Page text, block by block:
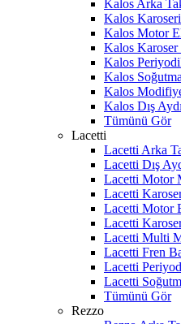
Kalos Arka
Kalos
Kalos Motor
Kalos
Kalos
Kalos
Kalos
Kalos Dış
Tümünü Gör
Lacetti
Lacetti Arka
Lacetti Dış
Lacetti Motor
Lacetti
Lacetti Motor
Lacetti
Lacetti Multi
Lacetti Fren
Lacetti
Lacetti
Tümünü Gör
Rezzo